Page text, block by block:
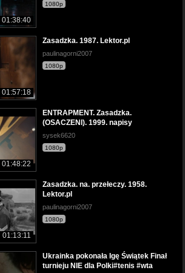
01:38:40
1080p
01:57:18
Zasadzka. 1987. Lektor.pl
paulinagorni2007
1080p
01:48:22
ENTRAPMENT. Zasadzka.
(OSACZENI). 1999. napisy
sysek6620
1080p
01:13:11
Zasadzka. na. przełeczy. 1958.
Lektor.pl
paulinagorni2007
1080p
Ukrainka pokonała Igę Świątek Finał
turnieju NIE dla Polki#tenis #wta